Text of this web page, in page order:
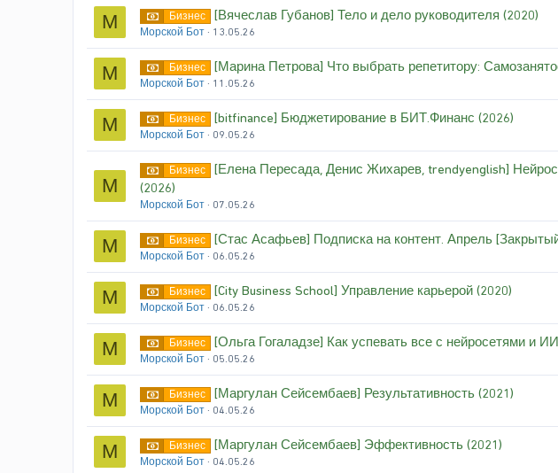
М Бизнес [Вячеслав Губанов] Тело и дело руководителя (2020)
Морской Бот 13.05.26
М Бизнес [Марина Петрова] Что выбрать репетитору:
Морской Бот 11.05.26
М Бизнес [bitfinance] Бюджетирование в БИТ.Финанс (2026)
Морской Бот 09.05.26
М
Бизнес
[Елена Пересада, Денис Жихарев, trendyenglish]
(2026)
Морской Бот 07.05.26
М Бизнес [Стас Асафьев] Подписка на контент. Апрель
Морской Бот 06.05.26
М Бизнес [City Business School] Управление карьерой (2020)
Морской Бот 06.05.26
М Бизнес [Ольга Гогаладзе] Как успевать все с нейросетями и
Морской Бот 05.05.26
М Бизнес [Маргулан Сейсембаев] Результативность (2021)
Морской Бот 04.05.26
М Бизнес [Маргулан Сейсембаев] Эффективность (2021)
Морской Бот 04.05.26